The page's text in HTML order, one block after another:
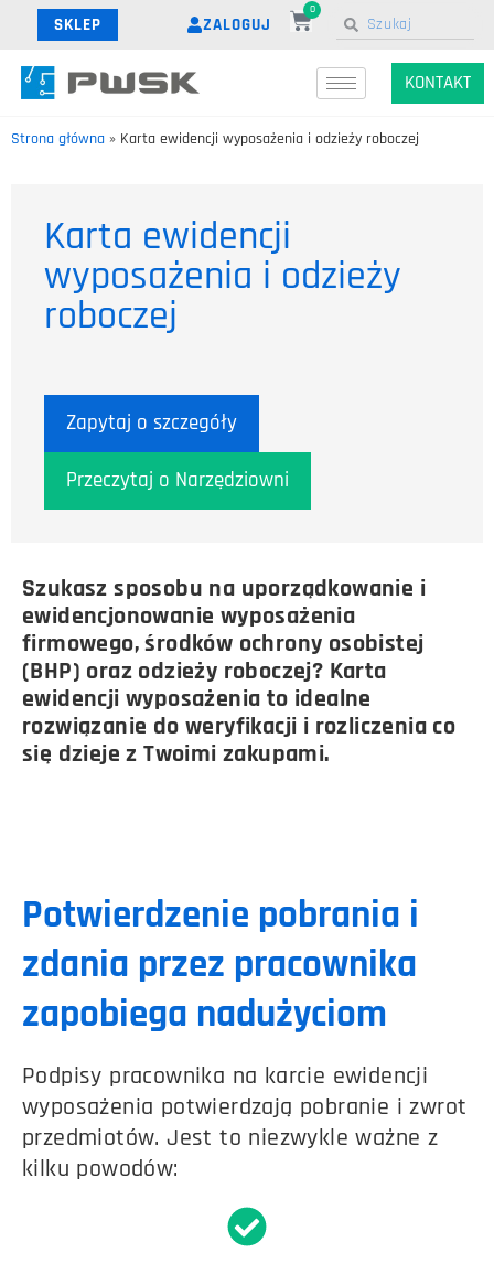
SKLEP ZALOGUJ
0
KONTAKT
Strona główna » Karta ewidencji wyposażenia i odzieży roboczej
Karta ewidencji
wyposażenia i odzieży
roboczej
Zapytaj o szczegóły
Przeczytaj o Narzędziowni
Szukasz sposobu na uporządkowanie i
ewidencjonowanie wyposażenia
firmowego, środków ochrony osobistej
(BHP) oraz odzieży roboczej? Karta
ewidencji wyposażenia to idealne
rozwiązanie do weryfikacji i rozliczenia co
się dzieje z Twoimi zakupami.
Potwierdzenie pobrania i
zdania przez pracownika
zapobiega nadużyciom
Podpisy pracownika na karcie ewidencji
wyposażenia potwierdzają pobranie i zwrot
przedmiotów. Jest to niezwykle ważne z
kilku powodów: